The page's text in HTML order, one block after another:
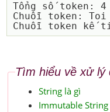
Tổng số token: 4
Chuỗi token: Toi
Tìm hiểu về xử lý
String là gì
Immutable String